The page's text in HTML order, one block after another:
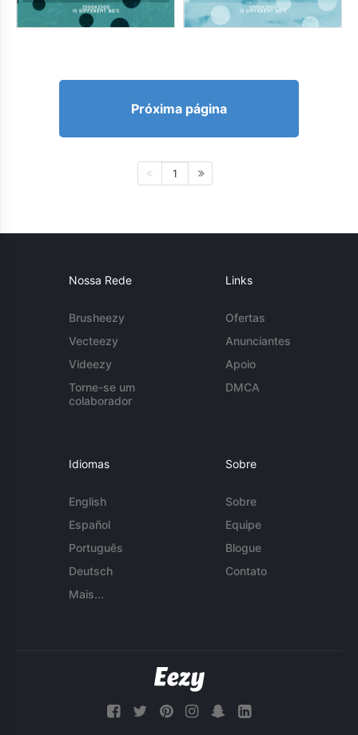
Próxima página
1
Nossa Rede
Brusheezy
Vecteezy
Videezy
Torne-se um
colaborador
Links
Ofertas
Anunciantes
Apoio
DMCA
Idiomas
English
Español
Português
Deutsch
Mais...
Sobre
Sobre
Equipe
Blogue
Contato